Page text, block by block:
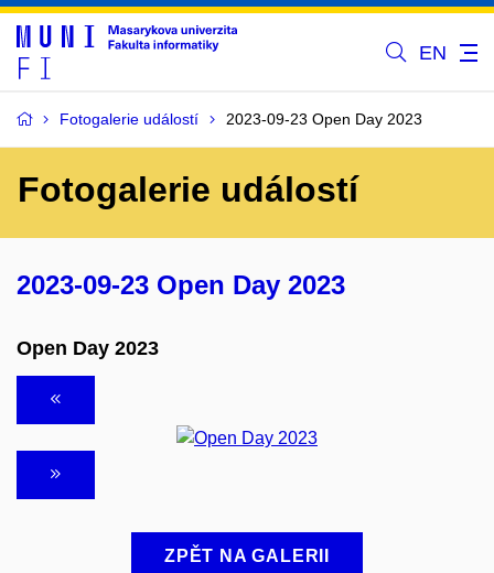
EN
Fotogalerie událostí 2023-09-23 Open Day 2023
Fotogalerie událostí
2023-09-23 Open Day 2023
Open Day 2023
ZPĚT NA GALERII